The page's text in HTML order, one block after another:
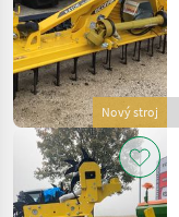
Nový stroj